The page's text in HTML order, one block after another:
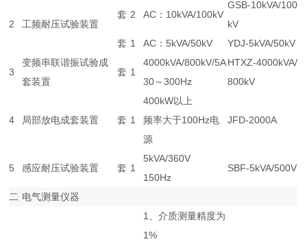
2 工频耐压试验装置
套 2 AC：10kVA/100kV
GSB-10kVA/100
kV
套 1 AC：5kVA/50kV YDJ-5kVA/50kV
3
变频串联谐振试验成
套装置
套 1
4000kVA/800kV/5A
30～300Hz
HTXZ-4000kVA/
800kV
4 局部放电成套装置 套 1
400kW以上
频率大于100Hz电
源
JFD-2000A
5 感应耐压试验装置 套 1
5kVA/360V
150Hz
SBF-5kVA/500V
二 电气测量仪器
1、介质测量精度为
1%